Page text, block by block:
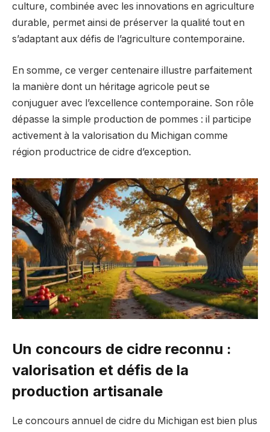
culture, combinée avec les innovations en agriculture
durable, permet ainsi de préserver la qualité tout en
s’adaptant aux défis de l’agriculture contemporaine.
En somme, ce verger centenaire illustre parfaitement
la manière dont un héritage agricole peut se
conjuguer avec l’excellence contemporaine. Son rôle
dépasse la simple production de pommes : il participe
activement à la valorisation du Michigan comme
région productrice de cidre d’exception.
Un concours de cidre reconnu :
valorisation et défis de la
production artisanale
Le concours annuel de cidre du Michigan est bien plus